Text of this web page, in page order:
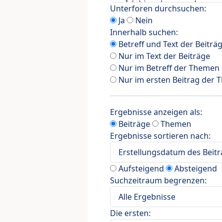
Unterforen durchsuchen:
Ja
Nein
Innerhalb suchen:
Betreff und Text der
Nur im Text der Beiträge
Nur im Betreff der Themen
Nur im ersten Beitrag der
Ergebnisse anzeigen als:
Beiträge
Themen
Ergebnisse sortieren nach:
Aufsteigend
Absteigend
Suchzeitraum begrenzen:
Die ersten: